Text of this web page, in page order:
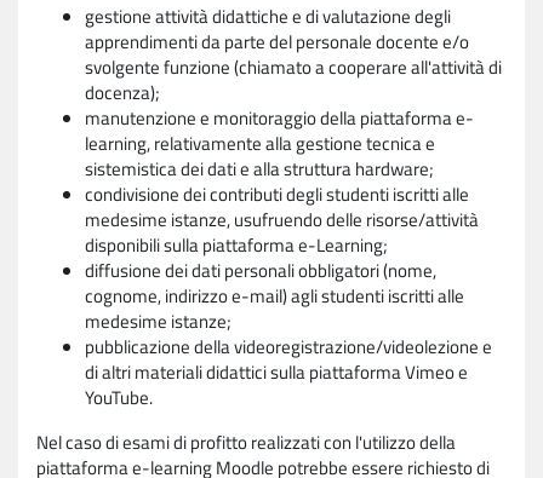
gestione attività didattiche e di valutazione degli
apprendimenti da parte del personale docente e/o
svolgente funzione (chiamato a cooperare all'attività di
docenza);
manutenzione e monitoraggio della piattaforma e-
learning, relativamente alla gestione tecnica e
sistemistica dei dati e alla struttura hardware;
condivisione dei contributi degli studenti iscritti alle
medesime istanze, usufruendo delle risorse/attività
disponibili sulla piattaforma e-Learning;
diffusione dei dati personali obbligatori (nome,
cognome, indirizzo e-mail) agli studenti iscritti alle
medesime istanze;
pubblicazione della videoregistrazione/videolezione e
di altri materiali didattici sulla piattaforma Vimeo e
YouTube.
Nel caso di esami di profitto realizzati con l'utilizzo della
piattaforma e-learning Moodle potrebbe essere richiesto di